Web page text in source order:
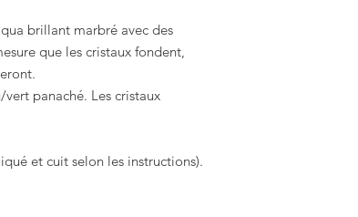
brillant marbré avec des
que les cristaux fondent,
panaché. Les cristaux
et cuit selon les instructions).